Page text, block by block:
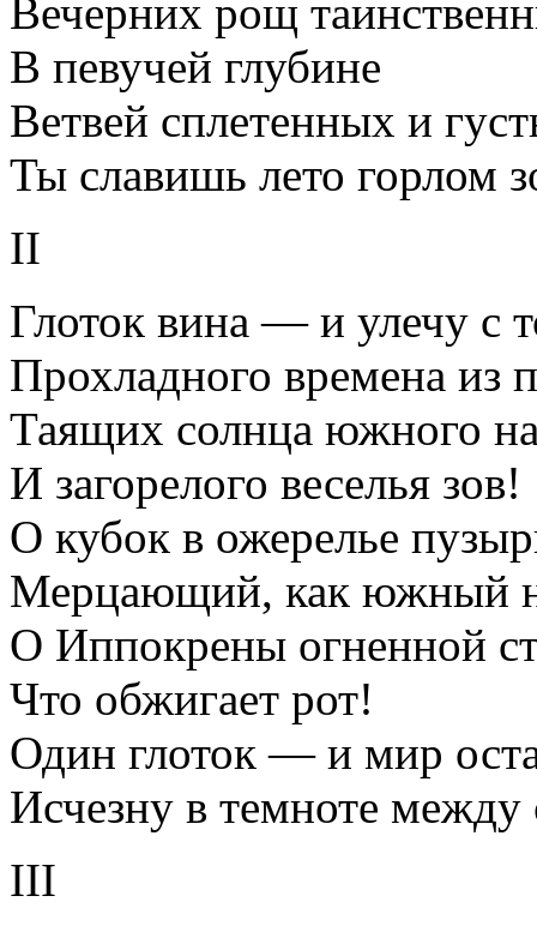
Вечерних рощ
В певучей глубине
Ветвей сплетенных и
Ты славишь лето горлом
II
Глоток вина — и улечу с
Прохладного времена из
Таящих солнца южного
И загорелого веселья зов!
О кубок в ожерелье
Мерцающий, как южный
О Иппокрены огненной
Что обжигает рот!
Один глоток — и мир
Исчезну в темноте между
III